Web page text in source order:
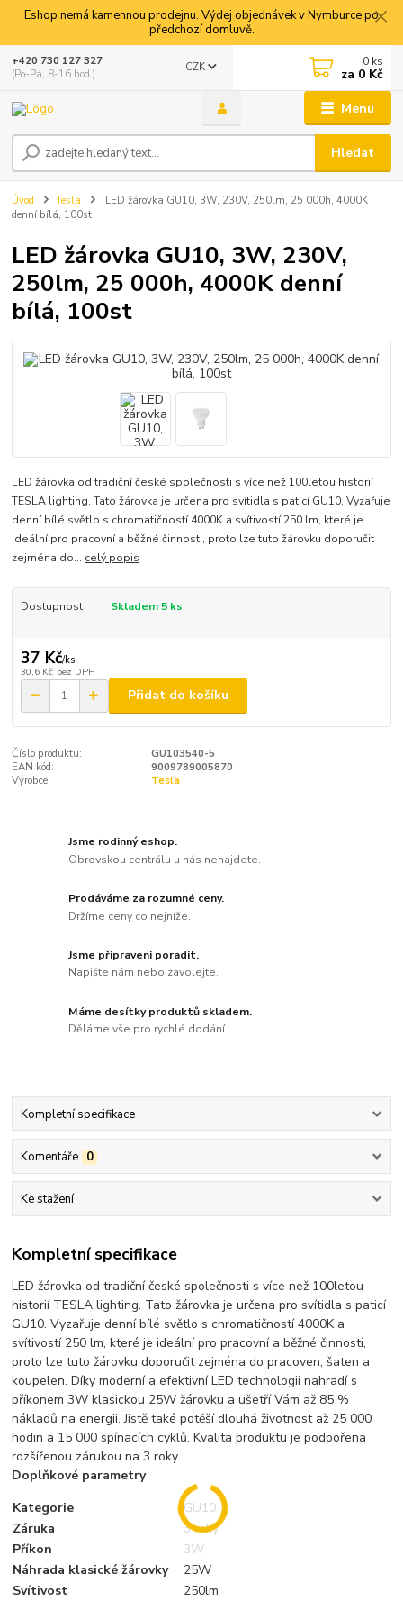
Eshop nemá kamennou prodejnu. Výdej objednávek v Nymburce po
předchozí domluvě.
Menu
CZK
Hledat
+420 730 127 327
(Po-Pá, 8-16 hod.)
0 ks
za 0 Kč
Úvod Tesla
LED žárovka GU10, 3W, 230V, 250lm, 25 000h, 4000K
denní bílá, 100st
LED žárovka GU10, 3W, 230V,
250lm, 25 000h, 4000K denní
bílá, 100st
LED žárovka od tradiční české společnosti s více než 100letou historií
TESLA lighting. Tato žárovka je určena pro svítidla s paticí GU10. Vyzařuje
denní bílé světlo s chromatičností 4000K a svítivostí 250 lm, které je
ideální pro pracovní a běžné činnosti, proto lze tuto žárovku doporučit
zejména do... celý popis
Dostupnost Skladem 5 ks
37 Kč/ks
30,6 Kč bez DPH
Přidat do košíku
Číslo produktu:
GU103540-5
EAN kód:
9009789005870
Výrobce:
Tesla
Jsme rodinný eshop.
Obrovskou centrálu u nás nenajdete.
Prodáváme za rozumné ceny.
Držíme ceny co nejníže.
Jsme připraveni poradit.
Napište nám nebo zavolejte.
Máme desítky produktů skladem.
Děláme vše pro rychlé dodání.
Kompletní specifikace
Komentáře 0
Ke stažení
Kompletní specifikace
LED žárovka od tradiční české společnosti s více než 100letou
historií TESLA lighting. Tato žárovka je určena pro svítidla s paticí
GU10. Vyzařuje denní bílé světlo s chromatičností 4000K a
svítivostí 250 lm, které je ideální pro pracovní a běžné činnosti,
proto lze tuto žárovku doporučit zejména do pracoven, šaten a
koupelen. Díky moderní a efektivní LED technologii nahradí s
příkonem 3W klasickou 25W žárovku a ušetří Vám až 85 %
nákladů na energii. Jistě také potěší dlouhá životnost až 25 000
hodin a 15 000 spínacích cyklů. Kvalita produktu je podpořena
rozšířenou zárukou na 3 roky.
Doplňkové parametry
Kategorie
GU10
Záruka
3 roky
Příkon
3W
Náhrada klasické žárovky
25W
Svítivost
250lm